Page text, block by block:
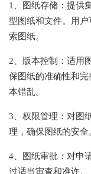
1、图纸存储：提供
型图纸和文件。用
索图纸。
2、版本控制：适用
保图纸的准确性和
本错乱。
3、权限管理：对图
理，确保图纸的安全
4、图纸审批：对申
过适当审查和准许。